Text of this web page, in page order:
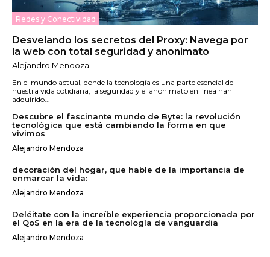
Redes y Conectividad
Desvelando los secretos del Proxy: Navega por
la web con total seguridad y anonimato
Alejandro Mendoza
En el mundo actual, donde la tecnología es una parte esencial de
nuestra vida cotidiana, la seguridad y el anonimato en línea han
adquirido...
Descubre el fascinante mundo de Byte: la revolución
tecnológica que está cambiando la forma en que
vivimos
Alejandro Mendoza
decoración del hogar, que hable de la importancia de
enmarcar la vida:
Alejandro Mendoza
Deléitate con la increíble experiencia proporcionada por
el QoS en la era de la tecnología de vanguardia
Alejandro Mendoza